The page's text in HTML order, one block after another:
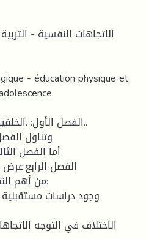
- éducation physique et
الفصل الأول:
وتناول
أما الفصل
الفصل
من أهم